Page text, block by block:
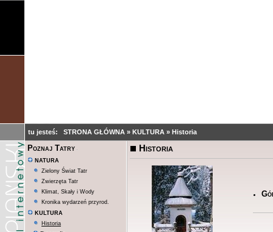
tu jesteś: STRONA GŁÓWNA » KULTURA » Historia
Poznaj Tatry
NATURA
Zielony Świat Tatr
Zwierzęta Tatr
Klimat, Skały i Wody
Kronika wydarzeń przyrod.
KULTURA
Historia
Historia